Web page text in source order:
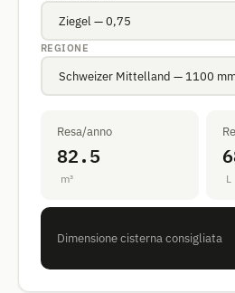
REGIONE
Resa/anno
82.5
m³ L
Dimensione cisterna consigliata